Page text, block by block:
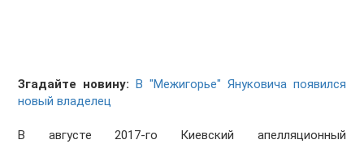
Згадайте новину:В "Межигорье" Януковича появился
новый владелец
В августе 2017-го Киевский апелляционный